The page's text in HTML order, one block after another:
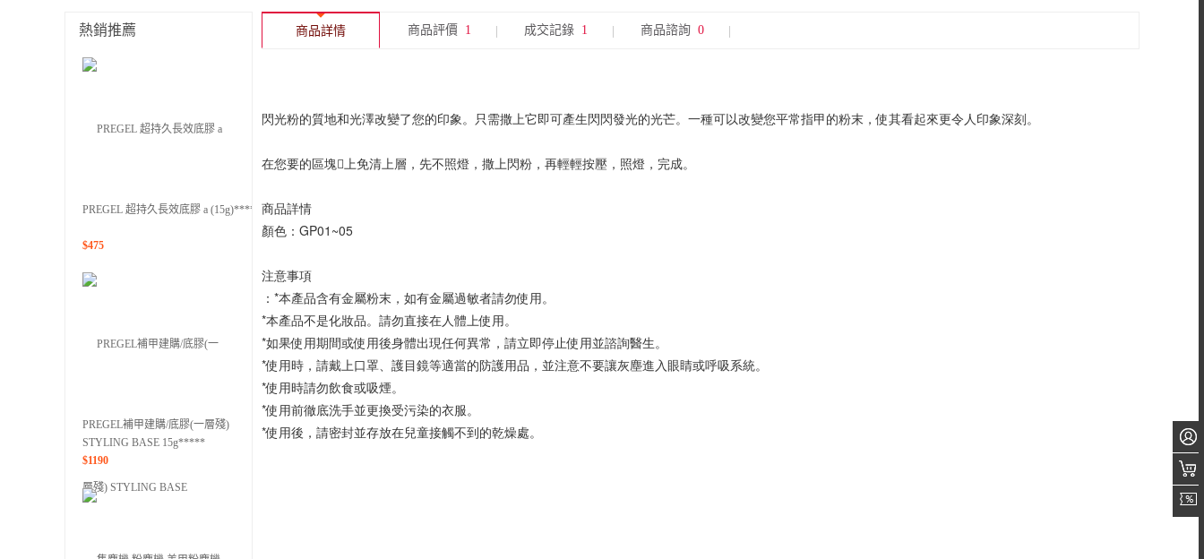
熱銷推薦
PREGEL 超持久長效底膠 a (15g)*****
$475
PREGEL補甲建購/底膠(一層殘)
STYLING BASE 15g*****
$1190
商品詳情 商品評價 1 成交記錄 1 商品諮詢 0
閃光粉的質地和光澤改變了您的印象。只需撒上它即可產生閃閃發光的光芒。一種可以改變您平常指甲的粉末，使其看起來更令人印象深刻。
在您要的區塊𡍼上免清上層，先不照燈，撒上閃粉，再輕輕按壓，照燈，完成。
商品詳情
顏色：GP01~05
注意事項
：*本產品含有金屬粉末，如有金屬過敏者請勿使用。
*本產品不是化妝品。請勿直接在人體上使用。
*如果使用期間或使用後身體出現任何異常，請立即停止使用並諮詢醫生。
*使用時，請戴上口罩、護目鏡等適當的防護用品，並注意不要讓灰塵進入眼睛或呼吸系統。
*使用時請勿飲食或吸煙。
*使用前徹底洗手並更換受污染的衣服。
*使用後，請密封並存放在兒童接觸不到的乾燥處。